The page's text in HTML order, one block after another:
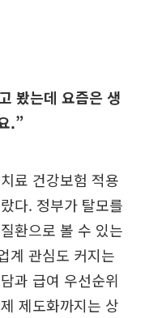
봤는데 요즘은 생
.”
료 건강보험 적용
다. 정부가 탈모를
환으로 볼 수 있는
계 관심도 커지는
과 급여 우선순위
제도화까지는 상